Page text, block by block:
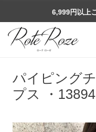
6,999円以上
パイピング
プス ・13894